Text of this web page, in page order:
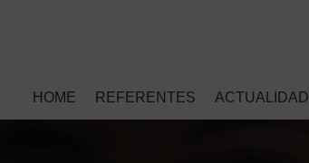
HOME REFERENTES ACTUALIDAD